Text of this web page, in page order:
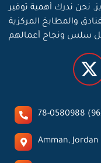
نحن ندرك أهمية توفير
والمطابخ المركزية
78-0580988
Amman, Jordan